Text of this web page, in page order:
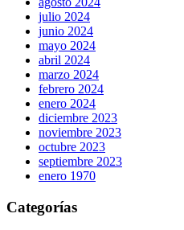
julio 2024
junio 2024
mayo 2024
abril 2024
marzo 2024
febrero 2024
enero 2024
diciembre 2023
noviembre 2023
octubre 2023
septiembre 2023
enero 1970
Categorías